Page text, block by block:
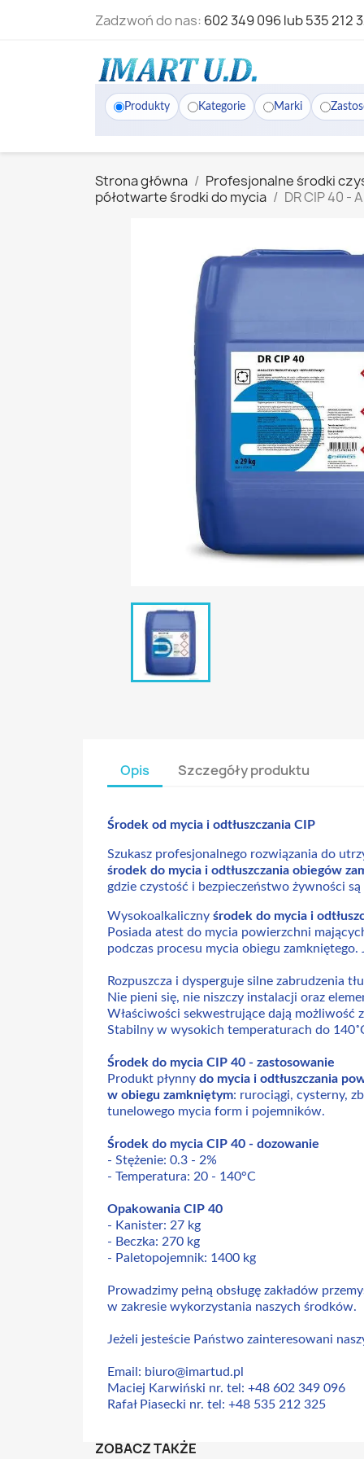
Zadzwoń do nas: 602 349 096 lub 535 212
Produkty Kategorie Marki
Strona główna Profesjonalne środki
półotwarte środki do mycia
DR CIP 40 -
Opis Szczegóły produktu
Środek od mycia i odtłuszczania CIP
Szukasz profesjonalnego rozwiązania do
środek do mycia i odtłuszczania obiegów
gdzie czystość i bezpieczeństwo żywności
Wysokoalkaliczny środek do mycia i
Posiada atest do mycia powierzchni
podczas procesu mycia obiegu zamkniętego.
Rozpuszcza i dysperguje silne zabrudzenia
Nie pieni się, nie niszczy instalacji oraz
Właściwości sekwestrujące dają możliwość
Stabilny w wysokich temperaturach do
Środek do mycia CIP 40 - zastosowanie
Produkt płynny do mycia i odtłuszczania
w obiegu zamkniętym: rurociągi, cysterny,
tunelowego mycia form i pojemników.
Środek do mycia CIP 40 - dozowanie
- Stężenie: 0.3 - 2%
- Temperatura: 20 - 140°C
Opakowania CIP 40
- Kanister: 27 kg
- Beczka: 270 kg
- Paletopojemnik: 1400 kg
Prowadzimy pełną obsługę zakładów
w zakresie wykorzystania naszych środków.
Jeżeli jesteście Państwo zainteresowani
Email: biuro@imartud.pl
Maciej Karwiński nr. tel: +48 602 349 096
Rafał Piasecki nr. tel: +48 535 212 325
ZOBACZ TAKŻE